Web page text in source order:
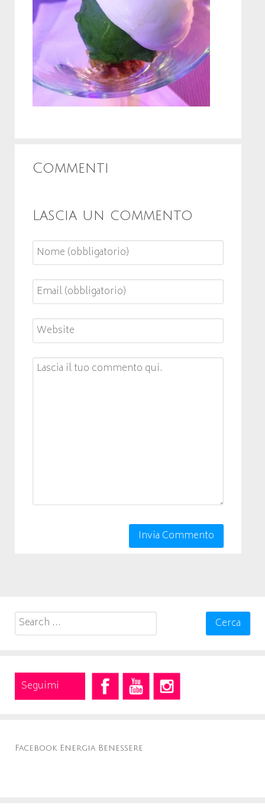
Commenti
Lascia un commento
Search
for:
Seguimi
Facebook Energia Benessere